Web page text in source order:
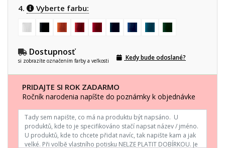
4. Vyberte farbu:
Dostupnosť
si zobrazíte označením farby a veľkosti Kedy bude odoslané?
PRIDAJTE SI ROK ZADARMO
Ročník narodenia napíšte do poznámky k objednávke